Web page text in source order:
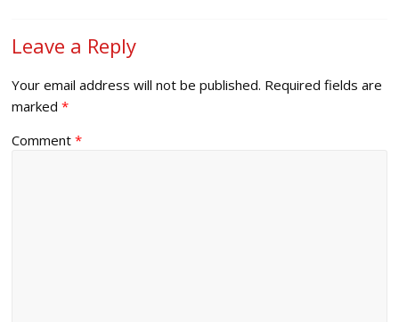
Leave a Reply
Your email address will not be published. Required fields are
marked*
Comment*